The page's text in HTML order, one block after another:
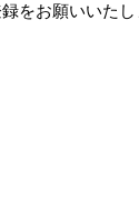
をお願いいた